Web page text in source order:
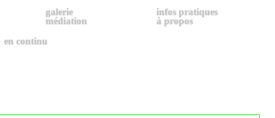
galerie
médiation
infos pratiques
à propos
en continu